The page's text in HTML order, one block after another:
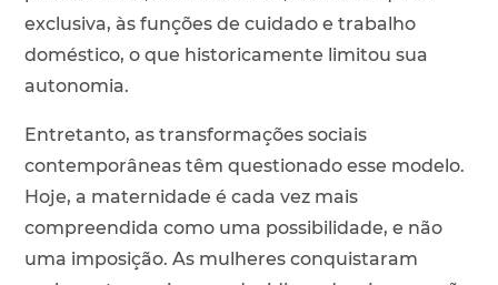
exclusiva, às funções de cuidado e trabalho
doméstico, o que historicamente limitou sua
autonomia.
Entretanto, as transformações sociais
contemporâneas têm questionado esse modelo.
Hoje, a maternidade é cada vez mais
compreendida como uma possibilidade, e não
uma imposição. As mulheres conquistaram